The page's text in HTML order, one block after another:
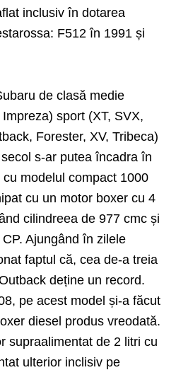
inclusiv în dotarea
F512 în 1991 și
de clasă medie
sport (XT, SVX,
Forester, XV, Tribeca)
s-ar putea încadra în
modelul compact 1000
cu un motor boxer cu 4
cilindreea de 977 cmc și
Ajungând în zilele
faptul că, cea de-a treia
deține un record.
pe acest model și-a făcut
diesel produs vreodată.
supraalimentat de 2 litri cu
ulterior inclisiv pe